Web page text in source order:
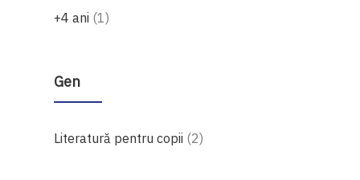
+4 ani 1produs
Gen
Literatură pentru copii 2produse